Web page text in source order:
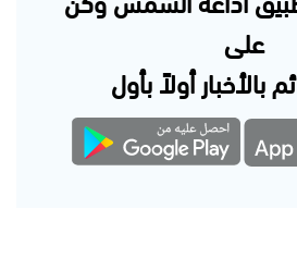
على
بالأخبار أولاً بأول